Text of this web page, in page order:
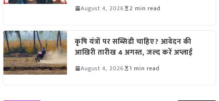
August 4, 2026 2 min read
कृषि यंत्रों पर सब्सिडी चाहिए? आवेदन की
आखिरी तारीख 4 अगस्त, जल्द करें अप्लाई
August 4, 2026 1 min read